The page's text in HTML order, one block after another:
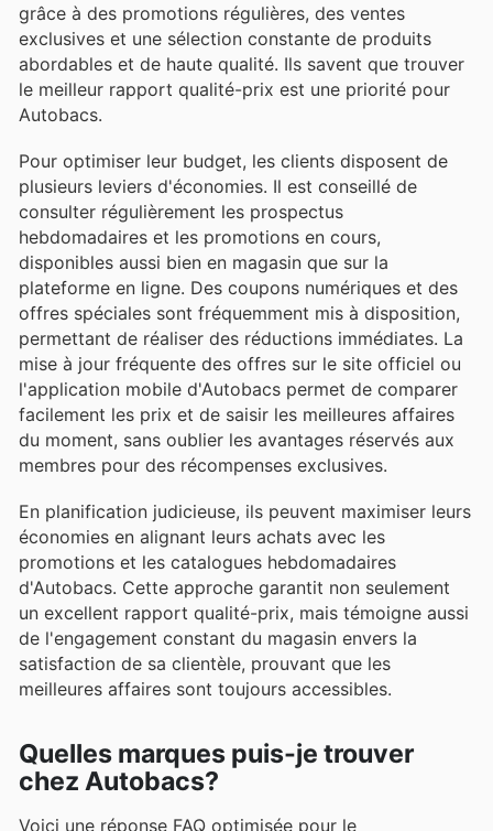
grâce à des promotions régulières, des ventes
exclusives et une sélection constante de produits
abordables et de haute qualité. Ils savent que trouver
le meilleur rapport qualité-prix est une priorité pour
Autobacs.
Pour optimiser leur budget, les clients disposent de
plusieurs leviers d'économies. Il est conseillé de
consulter régulièrement les prospectus
hebdomadaires et les promotions en cours,
disponibles aussi bien en magasin que sur la
plateforme en ligne. Des coupons numériques et des
offres spéciales sont fréquemment mis à disposition,
permettant de réaliser des réductions immédiates. La
mise à jour fréquente des offres sur le site officiel ou
l'application mobile d'Autobacs permet de comparer
facilement les prix et de saisir les meilleures affaires
du moment, sans oublier les avantages réservés aux
membres pour des récompenses exclusives.
En planification judicieuse, ils peuvent maximiser leurs
économies en alignant leurs achats avec les
promotions et les catalogues hebdomadaires
d'Autobacs. Cette approche garantit non seulement
un excellent rapport qualité-prix, mais témoigne aussi
de l'engagement constant du magasin envers la
satisfaction de sa clientèle, prouvant que les
meilleures affaires sont toujours accessibles.
Quelles marques puis-je trouver
chez Autobacs?
Voici une réponse FAQ optimisée pour le